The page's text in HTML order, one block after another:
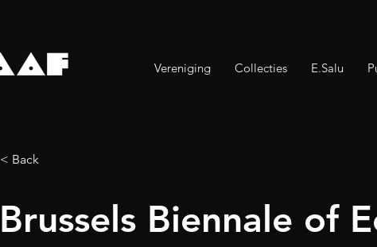
Vereniging Collecties E.Salu
< Back
Brussels Biennale of